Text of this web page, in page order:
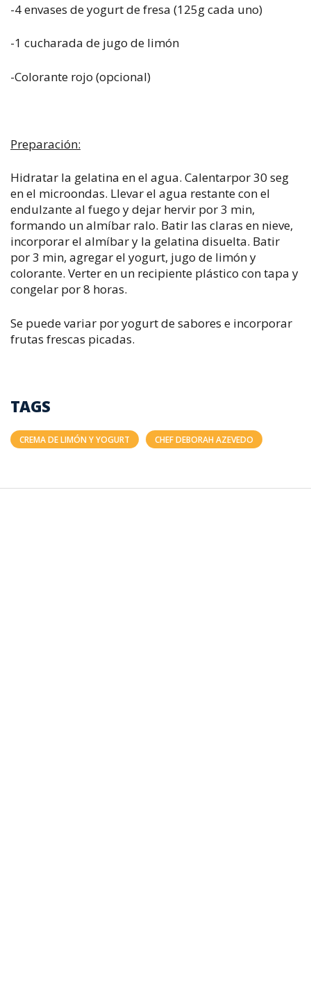
-4 envases de yogurt de fresa (125g cada uno)
-1 cucharada de jugo de limón
-Colorante rojo (opcional)
Preparación:
Hidratar la gelatina en el agua. Calentarpor 30 seg
en el microondas. Llevar el agua restante con el
endulzante al fuego y dejar hervir por 3 min,
formando un almíbar ralo. Batir las claras en nieve,
incorporar el almíbar y la gelatina disuelta. Batir
por 3 min, agregar el yogurt, jugo de limón y
colorante. Verter en un recipiente plástico con tapa y
congelar por 8 horas.
Se puede variar por yogurt de sabores e incorporar
frutas frescas picadas.
TAGS
CREMA DE LIMÓN Y YOGURT CHEF DEBORAH AZEVEDO